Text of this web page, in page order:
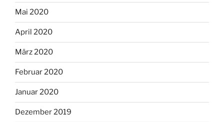
Mai 2020
April 2020
März 2020
Februar 2020
Januar 2020
Dezember 2019